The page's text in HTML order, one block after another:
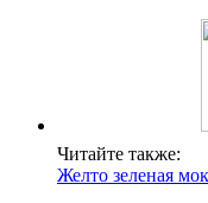
Читайте также:
Желто зеленая